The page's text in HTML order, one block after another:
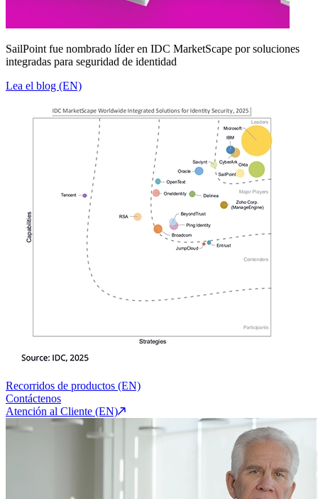
SailPoint fue nombrado líder en IDC MarketScape por soluciones
integradas para seguridad de identidad
Lea el blog (EN)
Recorridos de productos (EN)
Contáctenos
Atención al Cliente (EN)